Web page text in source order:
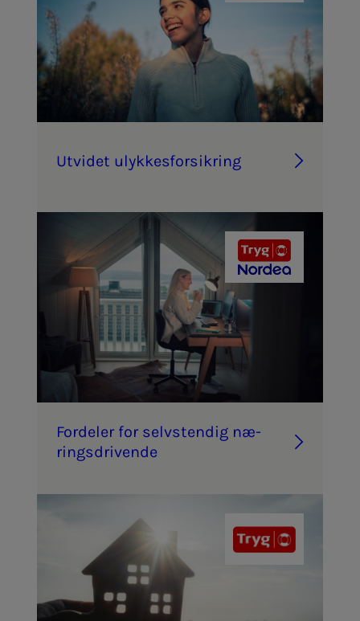
Ut­vi­­­det ulyk­­­kes­­­for­­­sik­ring
For­­­de­­­ler for selv­­­s­­ten­­­dig næ­­­
rings­­­dri­­­ven­­­de